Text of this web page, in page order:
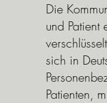
Die
und Patient
sich in
Patienten,